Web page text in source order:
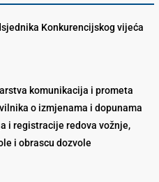
Konkurencijskog vijeća
komunikacija i prometa
o izmjenama i dopunama
i registracije redova vožnje,
i obrascu dozvole